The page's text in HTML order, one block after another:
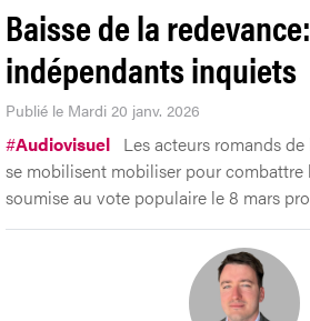
Baisse de la
indépendants inquiets
Publié le Mardi 20 janv. 2026
#Audiovisuel Les acteurs romands
se mobilisent mobiliser pour combattre
soumise au vote populaire le 8 mars